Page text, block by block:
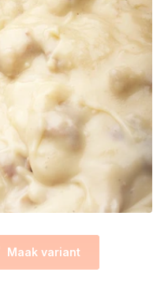
Maak variant